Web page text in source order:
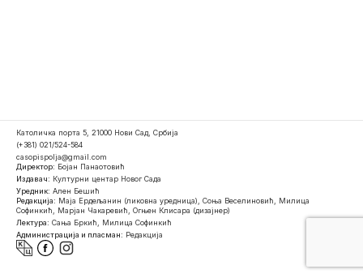
Католичка порта 5, 21000 Нови Сад, Србија
(+381) 021/524-584
casopispolja@gmail.com
Директор: Бојан Панаотовић
Издавач: Културни центар Новог Сада
Уредник: Ален Бешић
Редакција: Маја Ердељанин (ликовна уредница), Соња Веселиновић, Милица
Софинкић, Марјан Чакаревић, Огњен Клисара (дизајнер)
Лектура: Сања Бркић, Милица Софинкић
Администрација и пласман: Редакција